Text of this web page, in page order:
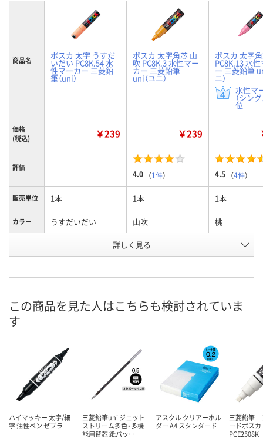
商品名 ポスカ 太字 うすだ
いだい PC8K.54 水
性マーカー 三菱鉛
筆（uni）
ポスカ 太字角芯 山
吹 PC8K.3 水性マー
カー 三菱鉛筆
uni（ユニ）
ポスカ 太字
PC8K.13 水
ー 三菱鉛筆
ニ）
水性マ
（シン
位
価格
(税込)
￥239 ￥239
評価
4.0 （1件） 4.5 （4件）
販売単位 1本 1本 1本
カラー うすだいだい 山吹 桃
124877
8月9日（日）
詳しく見る
この商品を見た人はこちらも検討されていま
す
ハイマッキー 太字/細
字 油性ペン ゼブラ
三菱鉛筆uni ジェット
ストリーム多色・多機
能用替芯 紙パッ…
アスクル クリアーホル
ダー A4 スタンダード
三菱鉛筆
ードポス
PCE2508K